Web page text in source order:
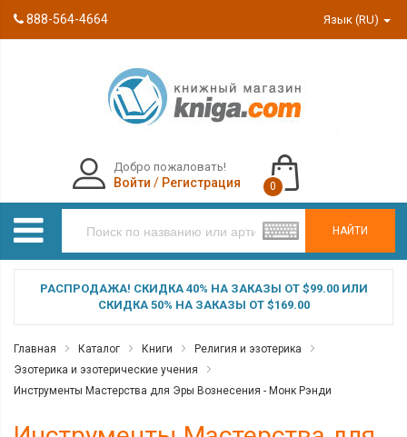
888-564-4664 Язык (RU)
НАЙТИ
Добро пожаловать!
Войти / Регистрация 0
РАСПРОДАЖА! СКИДКА 40% НА ЗАКАЗЫ ОТ $99.00 ИЛИ
СКИДКА 50% НА ЗАКАЗЫ ОТ $169.00
Главная Каталог Книги
Религия и эзотерика
Эзотерика и эзотерические учения
Инструменты Мастерства для Эры Вознесения - Монк Рэнди